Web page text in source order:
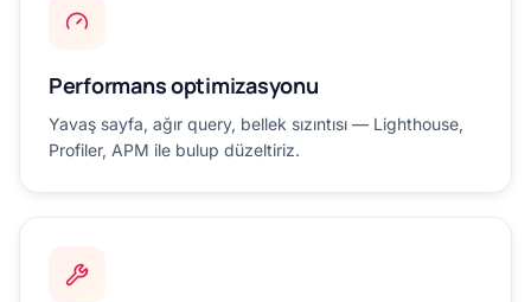
Performans optimizasyonu
Yavaş sayfa, ağır query, bellek sızıntısı — Lighthouse,
Profiler, APM ile bulup düzeltiriz.